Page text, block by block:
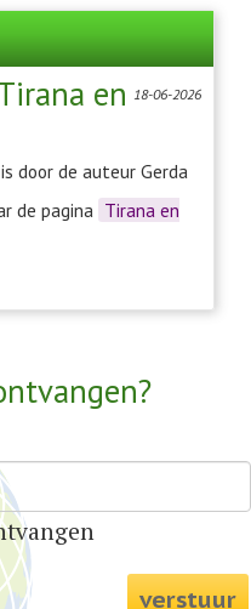
18-06-2026
en
door de auteur Gerda
de pagina Tirana en
verstuur